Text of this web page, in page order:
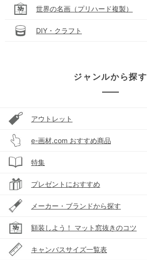
世界の名画（プリハード複製）
DIY・クラフト
ジャンルから探す
アウトレット
e-画材.com おすすめ商品
特集
プレゼントにおすすめ
メーカー・ブランドから探す
額装しよう！ マット窓抜きのコツ
キャンバスサイズ一覧表